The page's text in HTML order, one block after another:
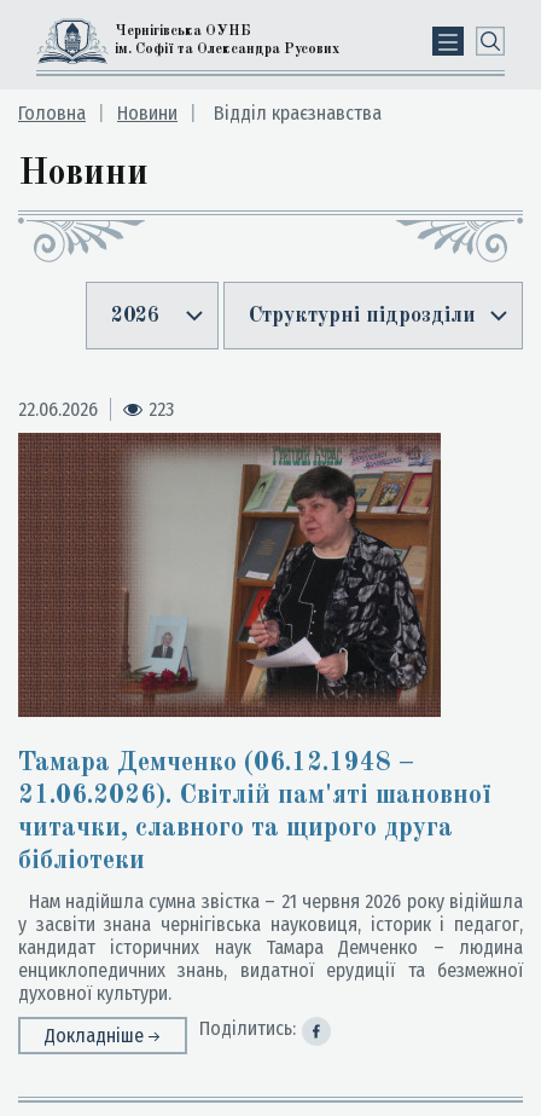
Чернігівська ОУНБ
ім. Софії та Олександра Русових
Головна Новини Відділ краєзнавства
Новини
2026 Структурні підрозділи
22.06.2026 223
Тамара Демченко (06.12.1948 –
21.06.2026). Світлій пам'яті шановної
читачки, славного та щирого друга
бібліотеки
Нам надійшла сумна звістка – 21 червня 2026 року відійшла
у засвіти знана чернігівська науковиця, історик і педагог,
кандидат історичних наук Тамара Демченко – людина
енциклопедичних знань, видатної ерудиції та безмежної
духовної культури.
Докладніше
Поділитись: